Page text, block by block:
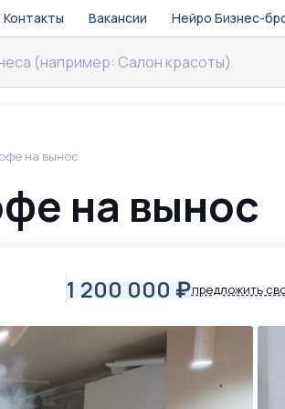
Контакты Вакансии Нейро Бизнес-
на вынос
на вынос
1 200 000 ₽предложить